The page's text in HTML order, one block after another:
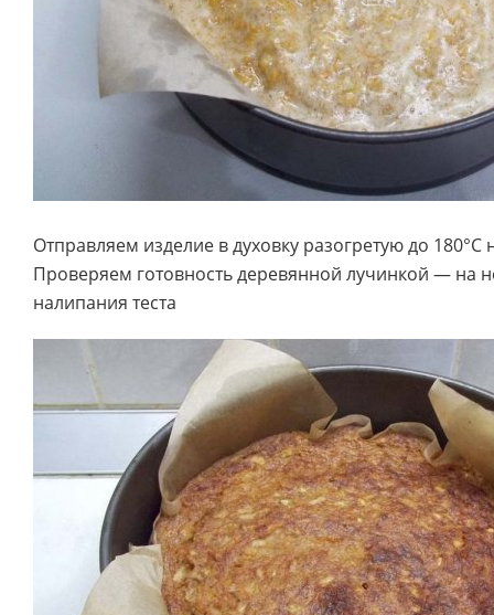
Отправляем изделие в духовку разогретую до 180°С
Проверяем готовность деревянной лучинкой — на
налипания теста